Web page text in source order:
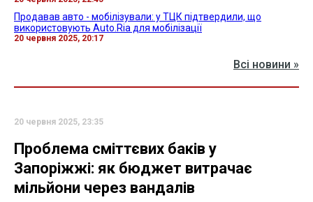
Продавав авто - мобілізували: у ТЦК підтвердили, що
використовують Auto.Ria для мобілізації
20 червня 2025, 20:17
Всі новини »
20 червня 2025, 23:35
Проблема сміттєвих баків у
Запоріжжі: як бюджет витрачає
мільйони через вандалів